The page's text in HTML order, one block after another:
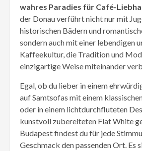
wahres Paradies für Café-
der Donau verführt nicht nur mit
historischen Bädern und
sondern auch mit einer lebendigen
Kaffeekultur, die Tradition und
einzigartige Weise miteinander
Egal, ob du lieber in einem
auf Samtsofas mit einem
oder in einem lichtdurchfluteten
kunstvoll zubereiteten Flat White
Budapest findest du für jede
Geschmack den passenden Ort. Es